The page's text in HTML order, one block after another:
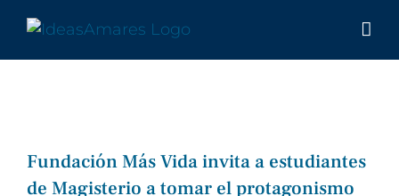
contenido
Fundación Más Vida invita a estudiantes
de Magisterio a tomar el protagonismo